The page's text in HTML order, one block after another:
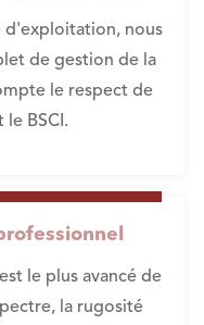
d'exploitation, nous
de gestion de la
le respect de
le BSCI.
le plus avancé de
la rugosité